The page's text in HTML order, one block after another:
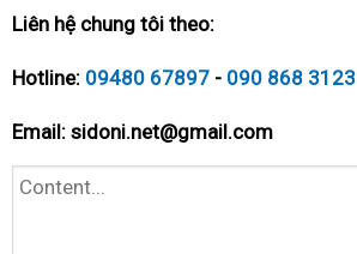
Liên hệ chung tôi theo:
Hotline: 09480 67897 - 090 868 3123
Email: sidoni.net@gmail.com